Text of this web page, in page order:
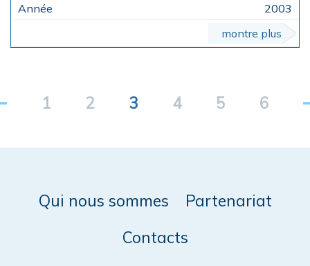
2003
montre plus
1 2 3 4 5 6
Qui nous sommes
Partenariat
Contacts